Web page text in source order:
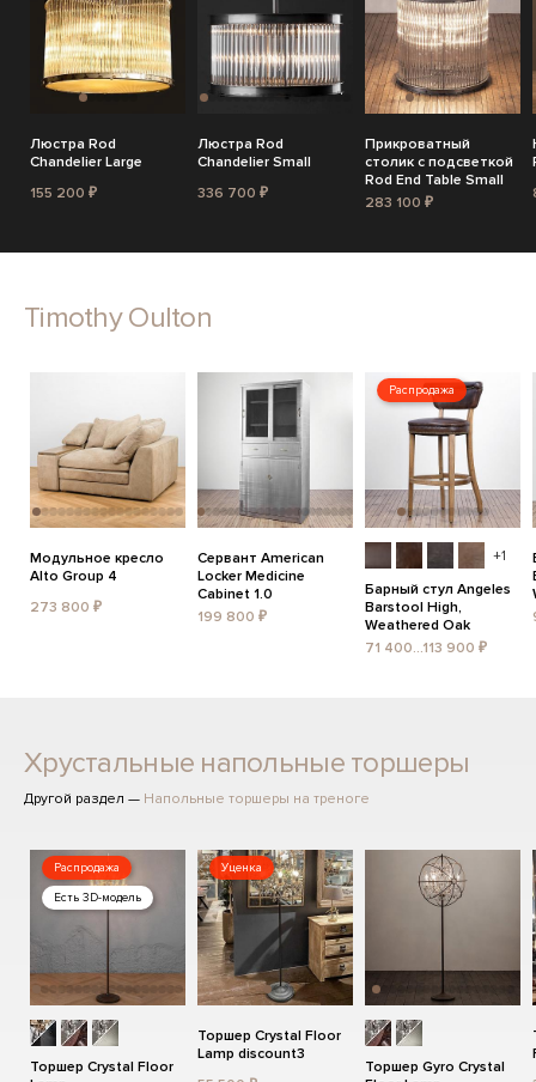
Люстра Rod
Chandelier Large
155 200 ₽
Люстра Rod
Chandelier Small
336 700 ₽
Прикроватный
столик с подсветкой
Rod End Table Small
283 100 ₽
Timothy Oulton
Модульное кресло
Alto Group 4
273 800 ₽
Сервант American
Locker Medicine
Cabinet 1.0
199 800 ₽
Распродажа
+1
Барный стул Angeles
Barstool High,
Weathered Oak
71 400...113 900 ₽
Хрустальные напольные торшеры
Другой раздел — Напольные торшеры на треноге
Распродажа
Есть 3D-модель
Торшер Crystal Floor
Уценка
Торшер Crystal Floor
Lamp discount3
Торшер Gyro Crystal